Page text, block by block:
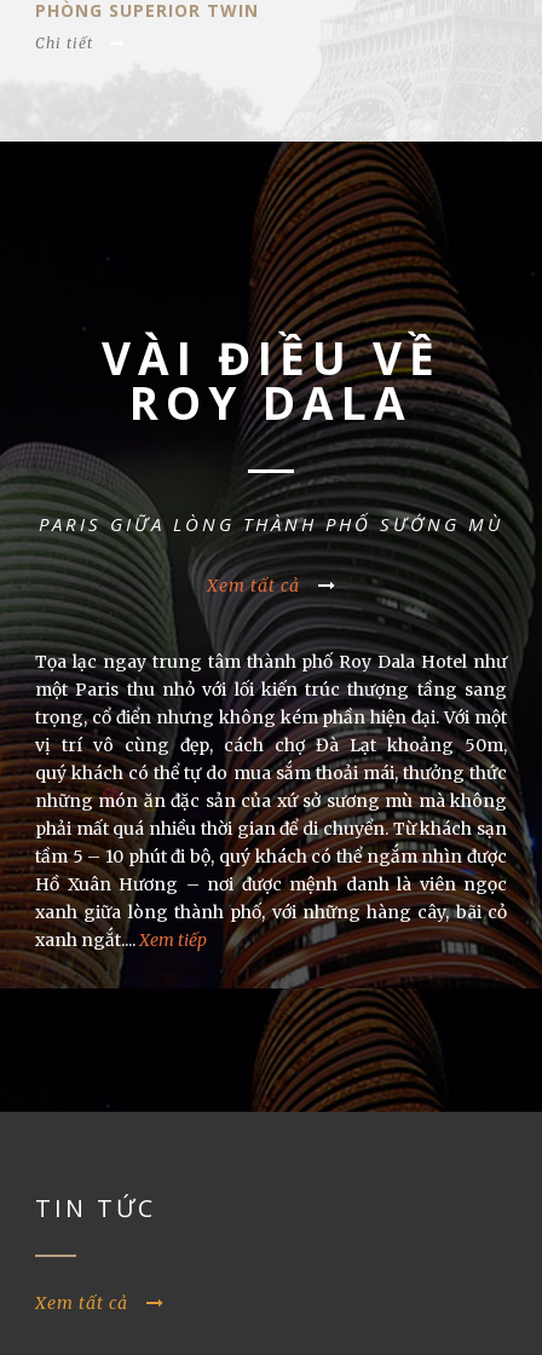
PHÒNG STANDARD DOUBLE
Chi tiết
VÀI ĐIỀU VỀ
ROY DALA
PARIS GIỮA LÒNG THÀNH PHỐ SƯỚNG MÙ
Xem tất cả
Tọa lạc ngay trung tâm thành phố Roy Dala Hotel như
một Paris thu nhỏ với lối kiến trúc thượng tầng sang
trọng, cổ điển nhưng không kém phần hiện đại. Với một
vị trí vô cùng đẹp, cách chợ Đà Lạt khoảng 50m,
quý khách có thể tự do mua sắm thoải mái, thưởng thức
những món ăn đặc sản của xứ sở sương mù mà không
phải mất quá nhiều thời gian để di chuyển. Từ khách sạn
tầm 5 – 10 phút đi bộ, quý khách có thể ngắm nhìn được
Hồ Xuân Hương – nơi được mệnh danh là viên ngọc
xanh giữa lòng thành phố, với những hàng cây, bãi cỏ
xanh ngắt....Xem tiếp
TIN TỨC
Xem tất cả